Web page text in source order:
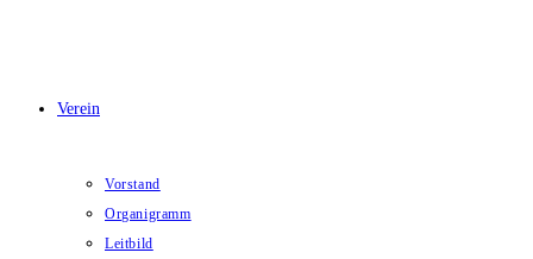
Verein
Vorstand
Organigramm
Leitbild